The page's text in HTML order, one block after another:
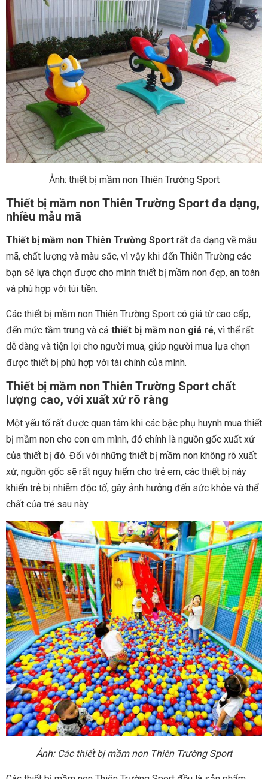
Ảnh: thiết bị mầm non Thiên Trường Sport
Thiết bị mầm non Thiên Trường Sport đa dạng,
nhiều mẫu mã
Thiết bị mầm non Thiên Trường Sport rất đa dạng về mẫu
mã, chất lượng và màu sắc, vì vậy khi đến Thiên Trường các
bạn sẽ lựa chọn được cho mình thiết bị mầm non đẹp, an toàn
và phù hợp với túi tiền.
Các thiết bị mầm non Thiên Trường Sport có giá từ cao cấp,
đến mức tầm trung và cả thiết bị mầm non giá rẻ, vì thể rất
dễ dàng và tiện lợi cho người mua, giúp người mua lựa chọn
được thiết bị phù hợp với tài chính của mình.
Thiết bị mầm non Thiên Trường Sport chất
lượng cao, với xuất xứ rõ ràng
Một yếu tố rất được quan tâm khi các bậc phụ huynh mua thiết
bị mầm non cho con em mình, đó chính là nguồn gốc xuất xứ
của thiết bị đó. Đối với những thiết bị mầm non không rõ xuất
xứ, nguồn gốc sẽ rất nguy hiểm cho trẻ em, các thiết bị này
khiến trẻ bị nhiễm độc tố, gây ảnh hưởng đến sức khỏe và thể
chất của trẻ sau này.
Ảnh: Các thiết bị mầm non Thiên Trường Sport